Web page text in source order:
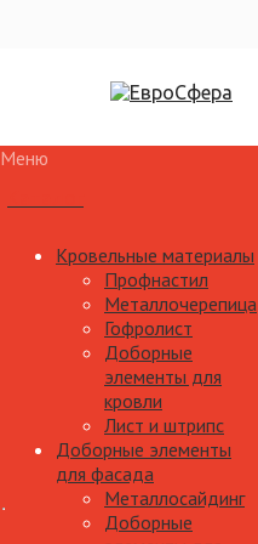
Меню
Кровельные материалы
Профнастил
Металлочерепица
Гофролист
Доборные
элементы для
кровли
Лист и штрипс
Доборные элементы
для фасада
Металлосайдинг
Доборные